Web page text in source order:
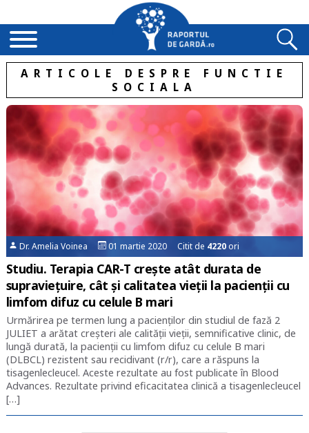
ARTICOLE DESPRE FUNCTIE
SOCIALA
Dr. Amelia Voinea 01 martie 2020 Citit de 4220ori
Studiu. Terapia CAR-T crește atât durata de
supraviețuire, cât și calitatea vieții la pacienții cu
limfom difuz cu celule B mari
Urmărirea pe termen lung a pacienților din studiul de fază 2
JULIET a arătat creșteri ale calității vieții, semnificative clinic, de
lungă durată, la pacienții cu limfom difuz cu celule B mari
(DLBCL) rezistent sau recidivant (r/r), care a răspuns la
tisagenlecleucel. Aceste rezultate au fost publicate în Blood
Advances. Rezultate privind eficacitatea clinică a tisagenlecleucel
[…]